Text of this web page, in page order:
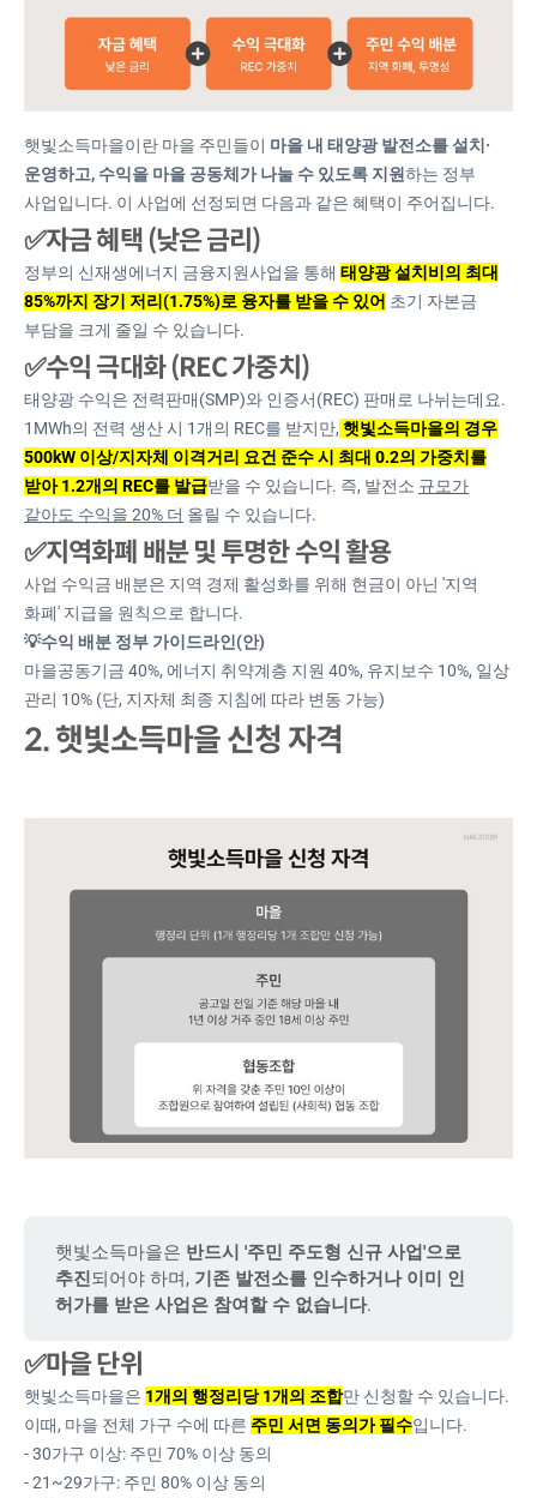
햇빛소득마을이란 마을 주민들이 마을 내 태양광 발전소를 설치·
운영하고, 수익을 마을 공동체가 나눌 수 있도록 지원하는 정부
사업입니다. 이 사업에 선정되면 다음과 같은 혜택이 주어집니다.
✅자금 혜택 (낮은 금리)
정부의 신재생에너지 금융지원사업을 통해 태양광 설치비의 최대
85%까지 장기 저리(1.75%)로 융자를 받을 수 있어 초기 자본금
부담을 크게 줄일 수 있습니다.
✅수익 극대화 (REC 가중치)
태양광 수익은 전력판매(SMP)와 인증서(REC) 판매로 나뉘는데요.
1MWh의 전력 생산 시 1개의 REC를 받지만, 햇빛소득마을의 경우
500kW 이상/지자체 이격거리 요건 준수 시 최대 0.2의 가중치를
받아 1.2개의 REC를 발급받을 수 있습니다. 즉, 발전소 규모가
같아도 수익을 20% 더 올릴 수 있습니다.
✅지역화폐 배분 및 투명한 수익 활용
사업 수익금 배분은 지역 경제 활성화를 위해 현금이 아닌 '지역
화폐' 지급을 원칙으로 합니다.
💡수익 배분 정부 가이드라인(안)
마을공동기금 40%, 에너지 취약계층 지원 40%, 유지보수 10%, 일상
관리 10% (단, 지자체 최종 지침에 따라 변동 가능)
2. 햇빛소득마을 신청 자격
햇빛소득마을은 반드시 '주민 주도형 신규 사업'으로
추진되어야 하며, 기존 발전소를 인수하거나 이미 인
허가를 받은 사업은 참여할 수 없습니다.
✅마을 단위
햇빛소득마을은 1개의 행정리당 1개의 조합만 신청할 수 있습니다.
이때, 마을 전체 가구 수에 따른 주민 서면 동의가 필수입니다.
- 30가구 이상: 주민 70% 이상 동의
- 21~29가구: 주민 80% 이상 동의